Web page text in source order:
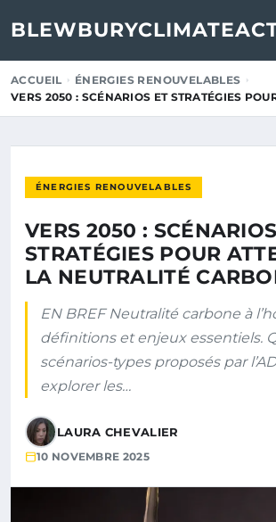
ACCUEIL
ÉNERGIES RENOUVELABLES
VERS 2050 : SCÉNARIOS ET STRATÉGIES
ÉNERGIES RENOUVELABLES
VERS 2050 :
STRATÉGIES POUR
LA NEUTRALITÉ
EN BREF Neutralité carbone à
définitions et enjeux essentiels.
scénarios-types proposés par
explorer les…
LAURA CHEVALIER
10 NOVEMBRE 2025